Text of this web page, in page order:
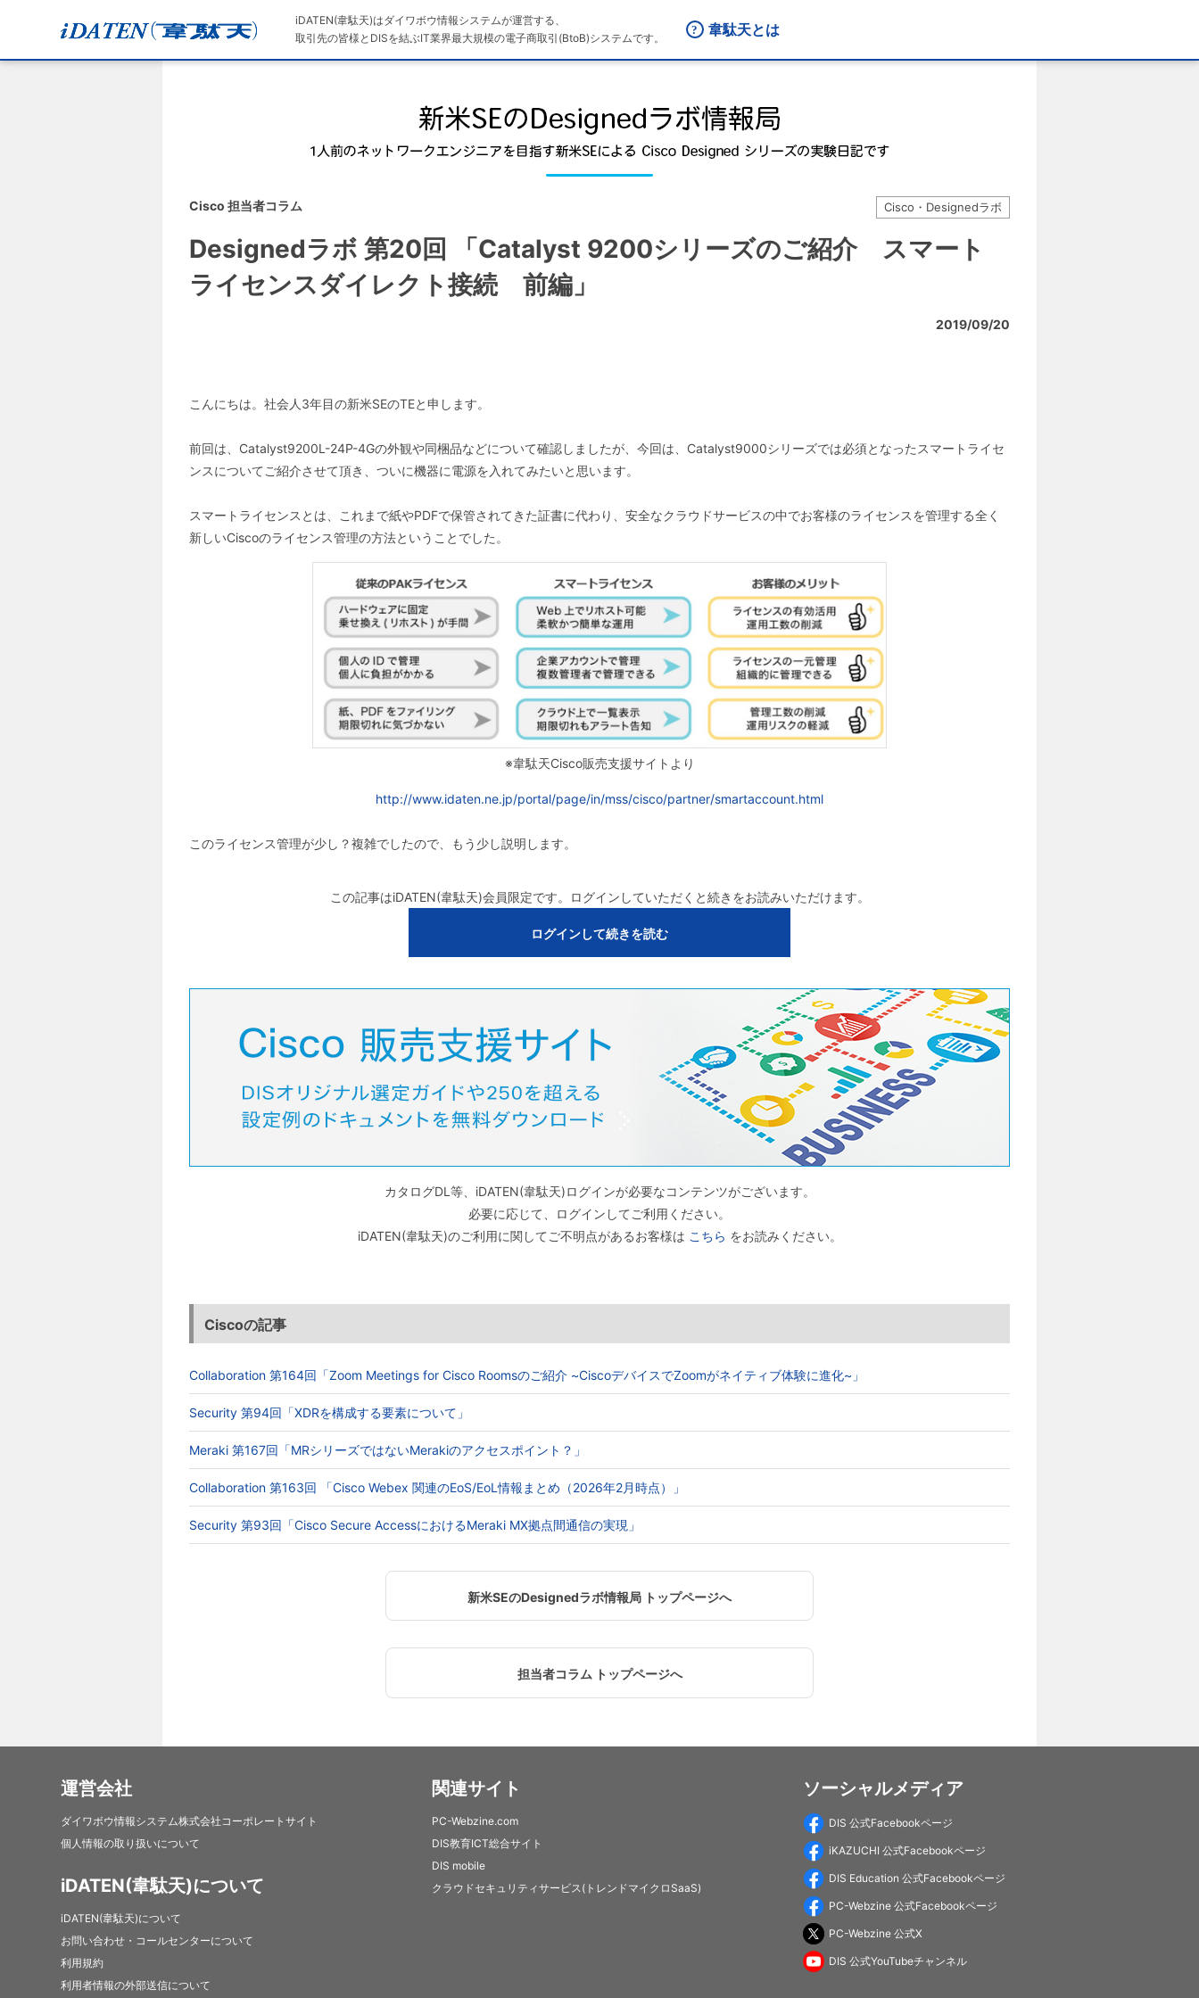
iDATEN(韋駄天)はダイワボウ情報システムが運営する、
取引先の皆様とDISを結ぶIT業界最大規模の電子商取引(BtoB)システムです。
韋駄天とは
Cisco 担当者コラム Cisco・Designedラボ
Designedラボ 第20回 「Catalyst 9200シリーズのご紹介 スマート
ライセンスダイレクト接続 前編」
2019/09/20
こんにちは。社会人3年目の新米SEのTEと申します。
前回は、Catalyst9200L-24P-4Gの外観や同梱品などについて確認しましたが、今回は、Catalyst9000シリーズでは必須となったスマートライセ
ンスについてご紹介させて頂き、ついに機器に電源を入れてみたいと思います。
スマートライセンスとは、これまで紙やPDFで保管されてきた証書に代わり、安全なクラウドサービスの中でお客様のライセンスを管理する全く
新しいCiscoのライセンス管理の方法ということでした。
※韋駄天Cisco販売支援サイトより
http://www.idaten.ne.jp/portal/page/in/mss/cisco/partner/smartaccount.html
このライセンス管理が少し？複雑でしたので、もう少し説明します。
この記事はiDATEN(韋駄天)会員限定です。ログインしていただくと続きをお読みいただけます。
ログインして続きを読む
カタログDL等、iDATEN(韋駄天)ログインが必要なコンテンツがございます。
必要に応じて、ログインしてご利用ください。
iDATEN(韋駄天)のご利用に関してご不明点があるお客様は こちら をお読みください。
Ciscoの記事
Collaboration 第164回「Zoom Meetings for Cisco Roomsのご紹介 ~CiscoデバイスでZoomがネイティブ体験に進化~」
Security 第94回「XDRを構成する要素について」
Meraki 第167回「MRシリーズではないMerakiのアクセスポイント？」
Collaboration 第163回 「Cisco Webex 関連のEoS/EoL情報まとめ（2026年2月時点）」
Security 第93回「Cisco Secure AccessにおけるMeraki MX拠点間通信の実現」
新米SEのDesignedラボ情報局 トップページへ
担当者コラム トップページへ
運営会社
ダイワボウ情報システム株式会社コーポレートサイト
個人情報の取り扱いについて
iDATEN(韋駄天)について
iDATEN(韋駄天)について
お問い合わせ・コールセンターについて
利用規約
利用者情報の外部送信について
関連サイト
PC-Webzine.com
DIS教育ICT総合サイト
DIS mobile
クラウドセキュリティサービス(トレンドマイクロSaaS)
ソーシャルメディア
DIS 公式Facebookページ
iKAZUCHI 公式Facebookページ
DIS Education 公式Facebookページ
PC-Webzine 公式Facebookページ
PC-Webzine 公式X
DIS 公式YouTubeチャンネル